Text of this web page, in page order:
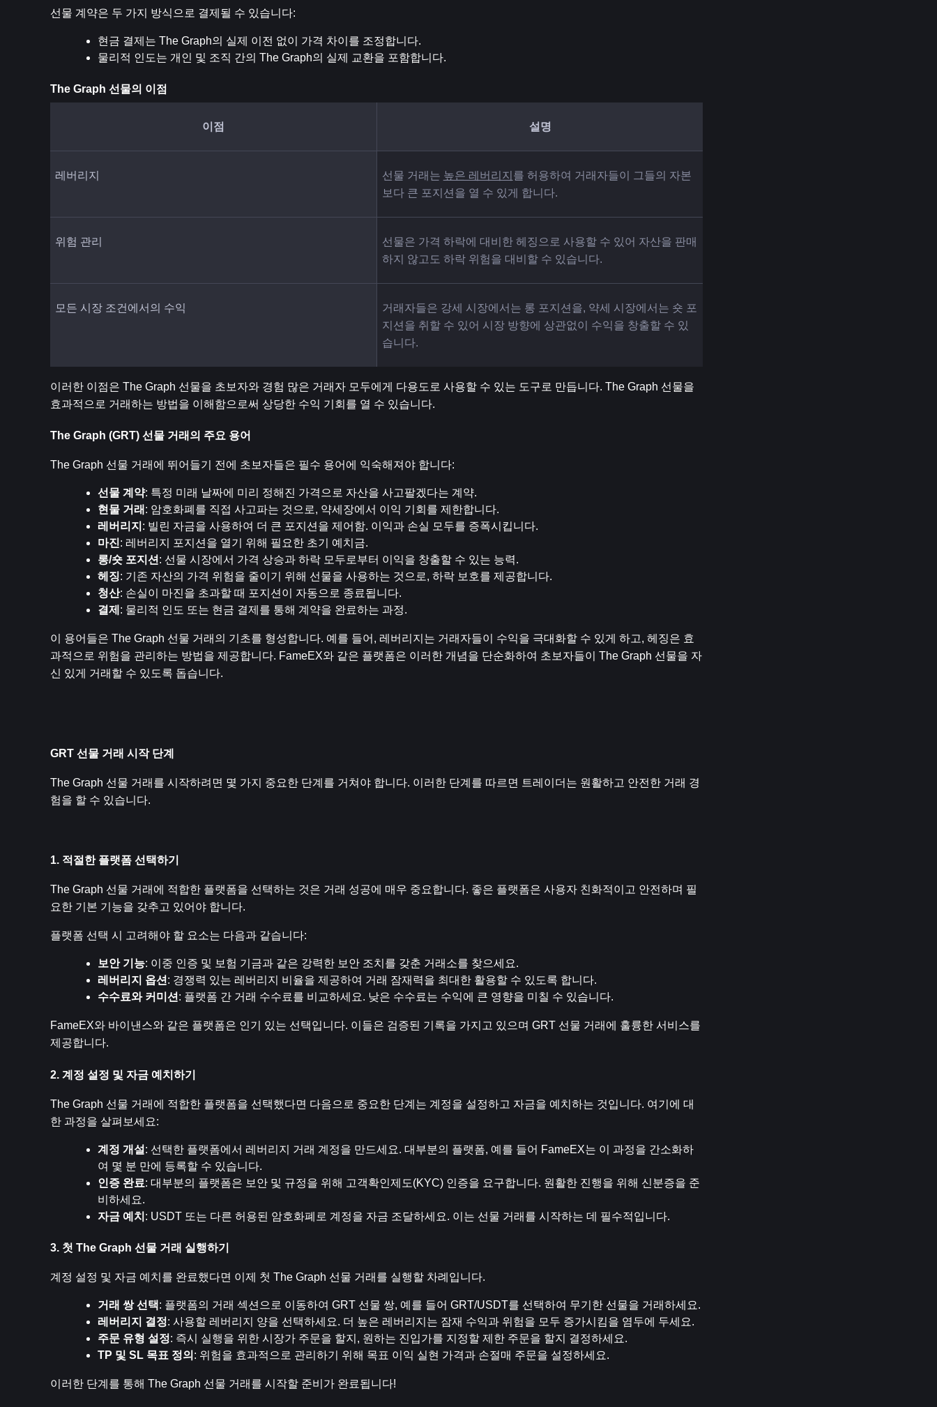
선물 계약은 두 가지 방식으로 결제될 수 있습니다:
현금 결제는 The Graph의 실제 이전 없이 가격 차이를 조정합니다.
물리적 인도는 개인 및 조직 간의 The Graph의 실제 교환을 포함합니다.
The Graph 선물의 이점
이점 설명
레버리지 선물 거래는 높은 레버리지 를 허용하여 거래자들이 그들의 자본
보다 큰 포지션을 열 수 있게 합니다.
위험 관리
선물은 가격 하락에 대비한 헤징으로 사용할 수 있어 자산을 판매
하지 않고도 하락 위험을 대비할 수 있습니다.
모든 시장 조건에서의 수익
거래자들은 강세 시장에서는 롱 포지션을, 약세 시장에서는 숏 포
지션을 취할 수 있어 시장 방향에 상관없이 수익을 창출할 수 있
습니다.
이러한 이점은 The Graph 선물을 초보자와 경험 많은 거래자 모두에게 다용도로 사용할 수 있는 도구로 만듭니다. The Graph 선물을
효과적으로 거래하는 방법을 이해함으로써 상당한 수익 기회를 열 수 있습니다.
The Graph (GRT) 선물 거래의 주요 용어
The Graph 선물 거래에 뛰어들기 전에 초보자들은 필수 용어에 익숙해져야 합니다:
선물 계약: 특정 미래 날짜에 미리 정해진 가격으로 자산을 사고팔겠다는 계약.
현물 거래 : 암호화폐를 직접 사고파는 것으로, 약세장에서 이익 기회를 제한합니다.
레버리지 : 빌린 자금을 사용하여 더 큰 포지션을 제어함. 이익과 손실 모두를 증폭시킵니다.
마진: 레버리지 포지션을 열기 위해 필요한 초기 예치금.
롱/숏 포지션 : 선물 시장에서 가격 상승과 하락 모두로부터 이익을 창출할 수 있는 능력.
헤징: 기존 자산의 가격 위험을 줄이기 위해 선물을 사용하는 것으로, 하락 보호를 제공합니다.
청산: 손실이 마진을 초과할 때 포지션이 자동으로 종료됩니다.
결제 : 물리적 인도 또는 현금 결제를 통해 계약을 완료하는 과정.
이 용어들은 The Graph 선물 거래의 기초를 형성합니다. 예를 들어, 레버리지는 거래자들이 수익을 극대화할 수 있게 하고, 헤징은 효
과적으로 위험을 관리하는 방법을 제공합니다. FameEX와 같은 플랫폼은 이러한 개념을 단순화하여 초보자들이 The Graph 선물을 자
신 있게 거래할 수 있도록 돕습니다.
GRT 선물 거래 시작 단계
The Graph 선물 거래를 시작하려면 몇 가지 중요한 단계를 거쳐야 합니다. 이러한 단계를 따르면 트레이더는 원활하고 안전한 거래 경
험을 할 수 있습니다.
1. 적절한 플랫폼 선택하기
The Graph 선물 거래에 적합한 플랫폼을 선택하는 것은 거래 성공에 매우 중요합니다. 좋은 플랫폼은 사용자 친화적이고 안전하며 필
요한 기본 기능을 갖추고 있어야 합니다.
플랫폼 선택 시 고려해야 할 요소는 다음과 같습니다:
보안 기능: 이중 인증 및 보험 기금과 같은 강력한 보안 조치를 갖춘 거래소를 찾으세요.
레버리지 옵션 : 경쟁력 있는 레버리지 비율을 제공하여 거래 잠재력을 최대한 활용할 수 있도록 합니다.
수수료와 커미션 : 플랫폼 간 거래 수수료를 비교하세요. 낮은 수수료는 수익에 큰 영향을 미칠 수 있습니다.
FameEX와 바이낸스와 같은 플랫폼은 인기 있는 선택입니다. 이들은 검증된 기록을 가지고 있으며 GRT 선물 거래에 훌륭한 서비스를
제공합니다.
2. 계정 설정 및 자금 예치하기
The Graph 선물 거래에 적합한 플랫폼을 선택했다면 다음으로 중요한 단계는 계정을 설정하고 자금을 예치하는 것입니다. 여기에 대
한 과정을 살펴보세요:
계정 개설 : 선택한 플랫폼에서 레버리지 거래 계정을 만드세요. 대부분의 플랫폼, 예를 들어 FameEX는 이 과정을 간소화하
여 몇 분 만에 등록할 수 있습니다.
인증 완료: 대부분의 플랫폼은 보안 및 규정을 위해 고객확인제도(KYC) 인증을 요구합니다. 원활한 진행을 위해 신분증을 준
비하세요.
자금 예치 : USDT 또는 다른 허용된 암호화폐로 계정을 자금 조달하세요. 이는 선물 거래를 시작하는 데 필수적입니다.
3. 첫 The Graph 선물 거래 실행하기
계정 설정 및 자금 예치를 완료했다면 이제 첫 The Graph 선물 거래를 실행할 차례입니다.
거래 쌍 선택: 플랫폼의 거래 섹션으로 이동하여 GRT 선물 쌍, 예를 들어 GRT/USDT를 선택하여 무기한 선물을 거래하세요.
레버리지 결정: 사용할 레버리지 양을 선택하세요. 더 높은 레버리지는 잠재 수익과 위험을 모두 증가시킴을 염두에 두세요.
주문 유형 설정: 즉시 실행을 위한 시장가 주문을 할지, 원하는 진입가를 지정할 제한 주문을 할지 결정하세요.
TP 및 SL 목표 정의 : 위험을 효과적으로 관리하기 위해 목표 이익 실현 가격과 손절매 주문을 설정하세요.
이러한 단계를 통해 The Graph 선물 거래를 시작할 준비가 완료됩니다!